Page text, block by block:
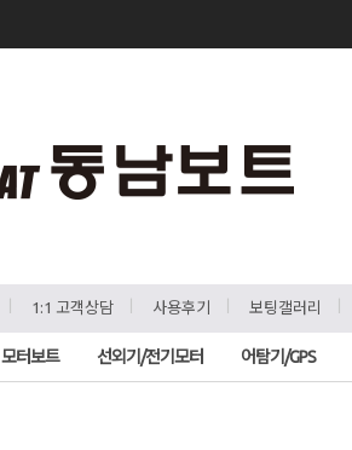
1:1 고객상담 사용후기 보팅갤러리
모터보트 선외기/전기모터 어탐기/GPS